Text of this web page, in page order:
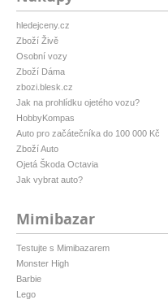
hledejceny.cz
Zboží Živě
Osobní vozy
Zboží Dáma
zbozi.blesk.cz
Jak na prohlídku ojetého vozu?
HobbyKompas
Auto pro začátečníka do 100 000 Kč
Zboží Auto
Ojetá Škoda Octavia
Jak vybrat auto?
Mimibazar
Testujte s Mimibazarem
Monster High
Barbie
Lego